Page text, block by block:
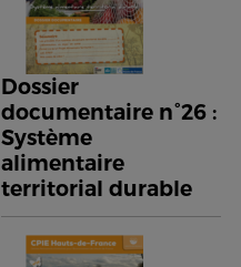
Dossier
documentaire n°26 :
Système
alimentaire
territorial durable